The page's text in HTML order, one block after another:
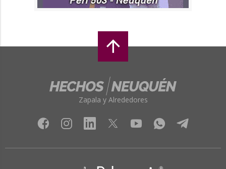
Zapala y Alrededores